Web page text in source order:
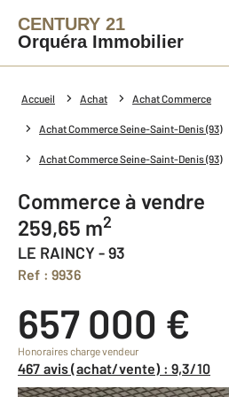
CENTURY 21
Orquéra Immobilier
Accueil Achat Achat Commerce
Achat Commerce Seine-Saint-Denis (93)
Achat Commerce Seine-Saint-Denis (93)
Commerce à vendre
259,65 m2
LE RAINCY - 93
Ref : 9936
657 000 €
Honoraires charge vendeur
467 avis (achat/vente) : 9,3/10